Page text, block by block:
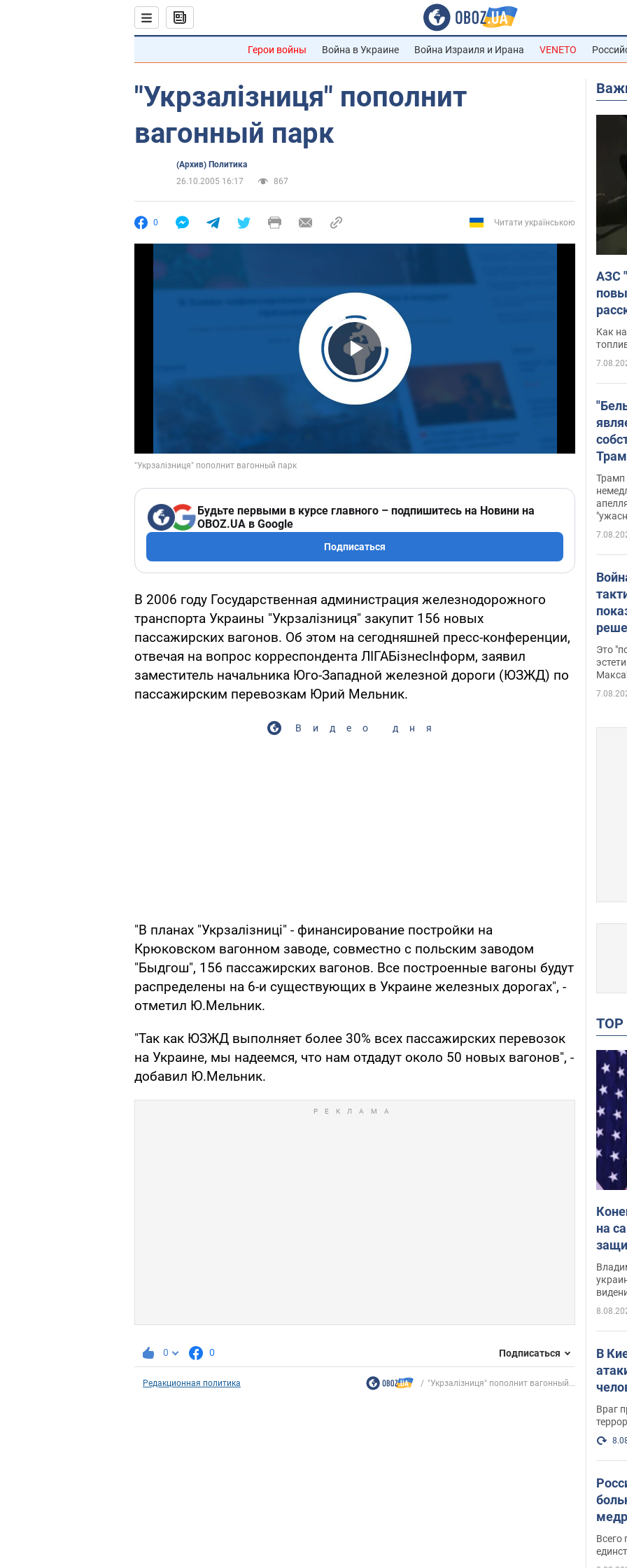
Герои войны Война в Украине Война Израиля и Ирана VENETO
"Укрзалізниця" пополнит
вагонный парк
(Архив) Политика
26.10.2005 16:17
867
0 Читати українською
Play Video
Будьте первыми в курсе главного – подпишитесь на Новини на
OBOZ.UA в Google
Подписаться
В 2006 году Государственная администрация железнодорожного
транспорта Украины "Укрзалізниця" закупит 156 новых
пассажирских вагонов. Об этом на сегодняшней пресс-конференции,
отвечая на вопрос корреспондента ЛІГАБізнесІнформ, заявил
заместитель начальника Юго-Западной железной дороги (ЮЗЖД) по
пассажирским перевозкам Юрий Мельник.
Видео дня
"В планах "Укрзалізниці" - финансирование постройки на
Крюковском вагонном заводе, совместно с польским заводом
"Быдгош", 156 пассажирских вагонов. Все построенные вагоны будут
распределены на 6-и существующих в Украине железных дорогах", -
отметил Ю.Мельник.
"Так как ЮЗЖД выполняет более 30% всех пассажирских перевозок
на Украине, мы надеемся, что нам отдадут около 50 новых вагонов", -
добавил Ю.Мельник.
0 0 Подписаться
Редакционная политика "Укрзалізниця" пополнит вагонный...
АЗС
Как
Трамп
Это
на
В
Враг
Всего